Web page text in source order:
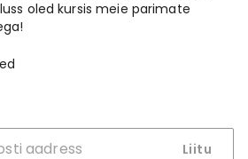
oled kursis meie parimate
Liitu